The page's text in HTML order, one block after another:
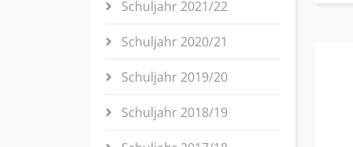
Schuljahr 2021/22
Schuljahr 2020/21
Schuljahr 2019/20
Schuljahr 2018/19